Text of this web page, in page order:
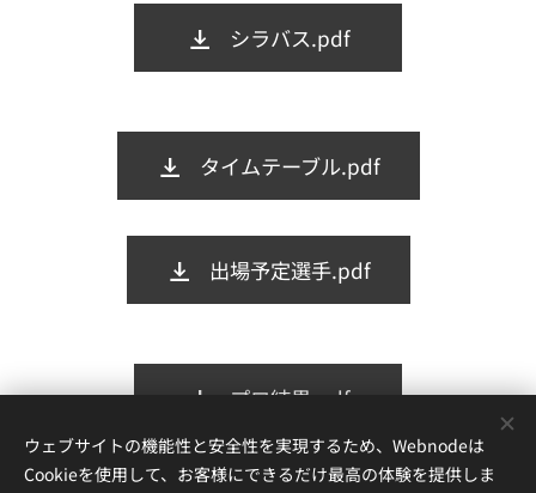
シラバス.pdf
タイムテーブル.pdf
出場予定選手.pdf
プロ結果.pdf
ウェブサイトの機能性と安全性を実現するため、Webnodeは
Cookieを使用して、お客様にできるだけ最高の体験を提供しま